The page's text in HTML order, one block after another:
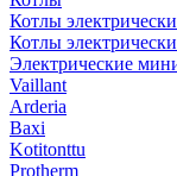
Котлы
Котлы
Электрические
Vaillant
Arderia
Baxi
Kotitonttu
Protherm